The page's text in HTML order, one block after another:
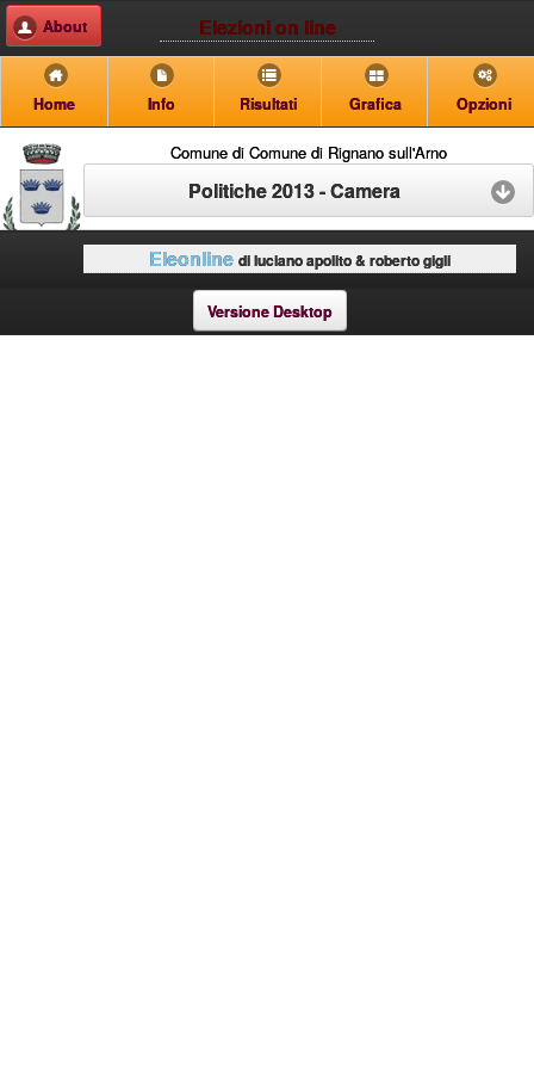
Elezioni on line
About
Home Info Risultati Grafica Opzioni
Comune di Comune di Rignano sull'Arno
Politiche 2013 - Camera
Eleonline di luciano apolito & roberto gigli
Versione Desktop